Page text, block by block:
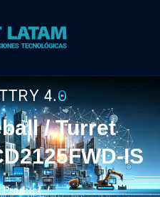
/ Turret
IS
Product/